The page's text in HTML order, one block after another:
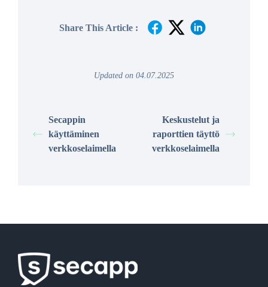
Share This Article :
Updated on 04.07.2025
Secappin
käyttäminen
verkkoselaimella
Keskustelut ja
raporttien täyttö
verkkoselaimella